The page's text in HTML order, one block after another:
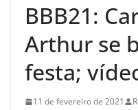
BBB21:
Arthur se
festa;
11 de fevereiro de 2021